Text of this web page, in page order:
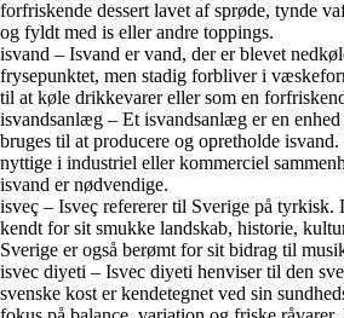
forfriskende dessert lavet af sprøde, tynde
og fyldt med is eller andre toppings.
isvand – Isvand er vand, der er blevet
frysepunktet, men stadig forbliver i
til at køle drikkevarer eller som en
isvandsanlæg – Et isvandsanlæg er en
bruges til at producere og opretholde
nyttige i industriel eller kommerciel
isvand er nødvendige.
isveç – Isveç refererer til Sverige på tyrkisk.
kendt for sit smukke landskab, historie,
Sverige er også berømt for sit bidrag til
isvec diyeti – Isvec diyeti henviser til den
svenske kost er kendetegnet ved sin